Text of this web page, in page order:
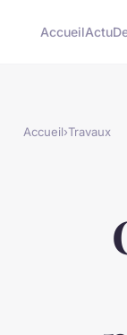
AccueilActu
Accueil›Travaux